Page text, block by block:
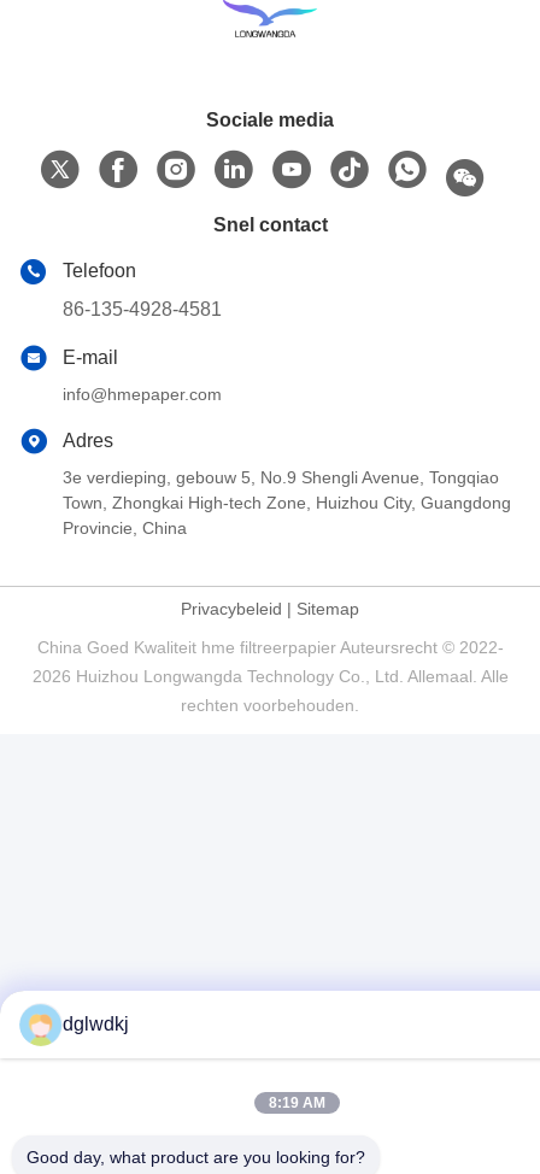
Sociale media
Snel contact
Telefoon
86-135-4928-4581
E-mail
info@hmepaper.com
Adres
3e verdieping, gebouw 5, No.9 Shengli Avenue, Tongqiao
Town, Zhongkai High-tech Zone, Huizhou City, Guangdong
Provincie, China
Privacybeleid | Sitemap
China Goed Kwaliteit hme filtreerpapier Auteursrecht © 2022-
2026 Huizhou Longwangda Technology Co., Ltd. Allemaal. Alle
rechten voorbehouden.
dglwdkj
8:19 AM
Good day, what product are you looking for?